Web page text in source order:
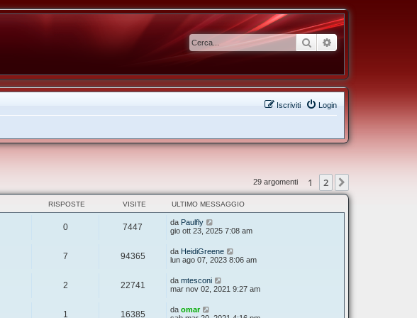
Cerca Ricerca avanzata
Login
Iscriviti
29 argomenti 1 2
RISPOSTE VISITE ULTIMO MESSAGGIO
0 7447 da Paulfly
gio ott 23, 2025 7:08 am
7 94365 da HeidiGreene
lun ago 07, 2023 8:06 am
2 22741 da mtesconi
mar nov 02, 2021 9:27 am
1 16385 da omar